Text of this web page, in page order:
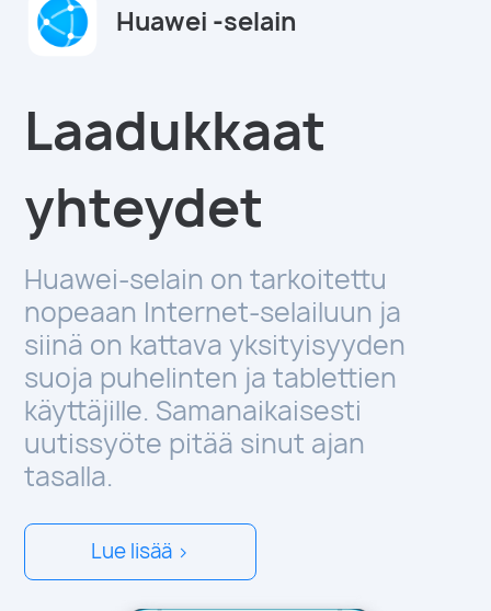
Huawei -selain
Laadukkaat
yhteydet
Huawei-selain on tarkoitettu
nopeaan Internet-selailuun ja
siinä on kattava yksityisyyden
suoja puhelinten ja tablettien
käyttäjille. Samanaikaisesti
uutissyöte pitää sinut ajan
tasalla.
Lue lisää >